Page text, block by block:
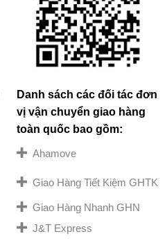
Danh sách các đối tác đơn
vị vận chuyển giao hàng
toàn quốc bao gồm:
Ahamove
Giao Hàng Tiết Kiệm GHTK
Giao Hàng Nhanh GHN
J&T Express